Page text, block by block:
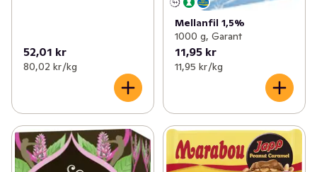
52,01 kr
80,02 kr /kg
Mellanfil 1,5%
1000 g, Garant
11,95 kr
11,95 kr /kg